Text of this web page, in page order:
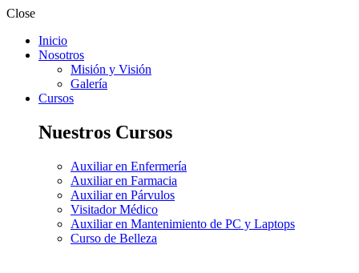
Close
Inicio
Nosotros
Misión y Visión
Galería
Cursos
Nuestros Cursos
Auxiliar en Enfermería
Auxiliar en Farmacia
Auxiliar en Párvulos
Visitador Médico
Auxiliar en Mantenimiento de PC y Laptops
Curso de Belleza